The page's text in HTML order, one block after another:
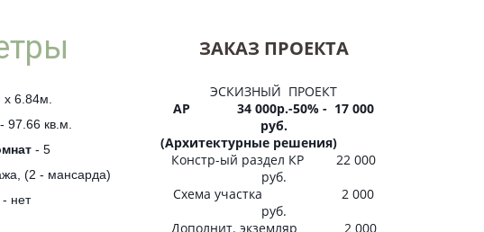
6.84м.
- 97.66 кв.м.
- 5
(2 - мансарда)
- нет
ЗАКАЗ ПРОЕКТА
ЭСКИЗНЫЙ ПРОЕКТ
АР 34 000р.-50% - 17 000
руб.
(Архитектурные решения)
Констр-ый раздел КР 22 000
руб.
Схема участка 2 000
руб.
Дополнит. экземляр 2 000